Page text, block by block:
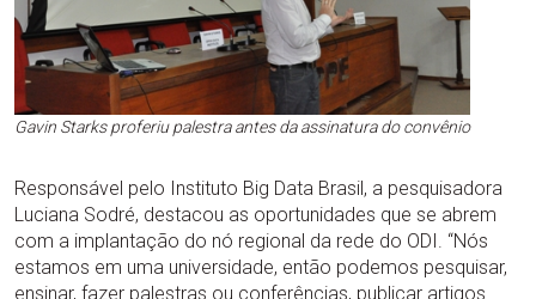
Gavin Starks proferiu palestra antes da assinatura do convênio
Responsável pelo Instituto Big Data Brasil, a pesquisadora
Luciana Sodré, destacou as oportunidades que se abrem
com a implantação do nó regional da rede do ODI. “Nós
estamos em uma universidade, então podemos pesquisar,
ensinar, fazer palestras ou conferências, publicar artigos